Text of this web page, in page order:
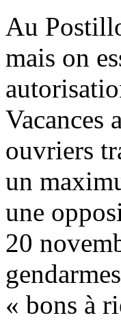
Au
mais on
Vacances
ouvriers
un
une
20
« bons à